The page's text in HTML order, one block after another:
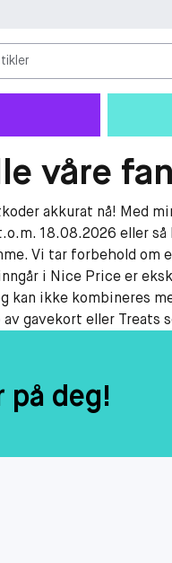
våre
akkurat nå! Med
18.08.2026 eller så
Vi tar forbehold om
i Nice Price er
ikke kombineres
gavekort eller Treats
på deg!